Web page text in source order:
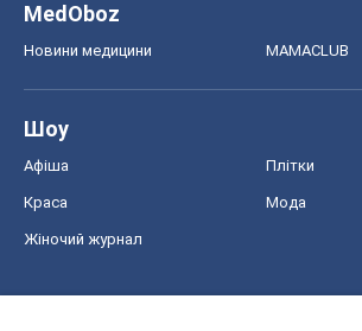
MedOboz
Новини медицини MAMACLUB
Шоу
Афіша Плітки
Краса Мода
Жіночий журнал